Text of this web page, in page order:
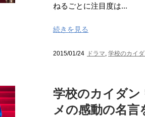
ねるごとに注目度は...
続きを見る
2015/01/24 ドラマ, 学校のカイ
学校のカイダン
メの感動の名言